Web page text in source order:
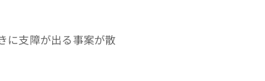
に支障が出る事案が散